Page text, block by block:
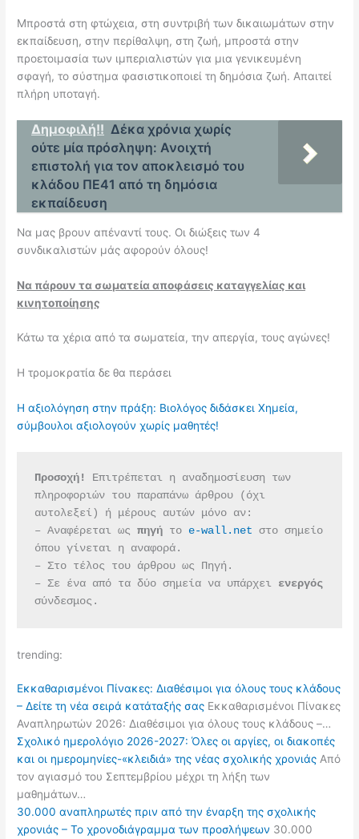
Μπροστά στη φτώχεια, στη συντριβή των δικαιωμάτων στην
εκπαίδευση, στην περίθαλψη, στη ζωή, μπροστά στην
προετοιμασία των ιμπεριαλιστών για μια γενικευμένη
σφαγή, το σύστημα φασιστικοποιεί τη δημόσια ζωή. Απαιτεί
πλήρη υποταγή.
Δημοφιλή!! Δέκα χρόνια χωρίς
ούτε μία πρόσληψη: Ανοιχτή
επιστολή για τον αποκλεισμό του
κλάδου ΠΕ41 από τη δημόσια
εκπαίδευση
Να μας βρουν απέναντί τους. Οι διώξεις των 4
συνδικαλιστών μάς αφορούν όλους!
Να πάρουν τα σωματεία αποφάσεις καταγγελίας και
κινητοποίησης
Κάτω τα χέρια από τα σωματεία, την απεργία, τους αγώνες!
Η τρομοκρατία δε θα περάσει
Η αξιολόγηση στην πράξη: Βιολόγος διδάσκει Χημεία,
σύμβουλοι αξιολογούν χωρίς μαθητές!
Προσοχή!
Επιτρέπεται η αναδημοσίευση των
πληροφοριών του παραπάνω άρθρου (όχι
αυτολεξεί) ή μέρους αυτών μόνο αν:
– Αναφέρεται ως πηγή το e-wall.net στο σημείο
όπου γίνεται η αναφορά.
– Στο τέλος του άρθρου ως Πηγή.
– Σε ένα από τα δύο σημεία να υπάρχει
σύνδεσμος.
trending:
Εκκαθαρισμένοι Πίνακες: Διαθέσιμοι για όλους τους κλάδους
– Δείτε τη νέα σειρά κατάταξής σας Εκκαθαρισμένοι Πίνακες
Αναπληρωτών 2026: Διαθέσιμοι για όλους τους κλάδους –…
Σχολικό ημερολόγιο 2026-2027: Όλες οι αργίες, οι διακοπές
και οι ημερομηνίες-«κλειδιά» της νέας σχολικής χρονιάς Από
τον αγιασμό του Σεπτεμβρίου μέχρι τη λήξη των
μαθημάτων…
30.000 αναπληρωτές πριν από την έναρξη της σχολικής
χρονιάς – Το χρονοδιάγραμμα των προσλήψεων 30.000